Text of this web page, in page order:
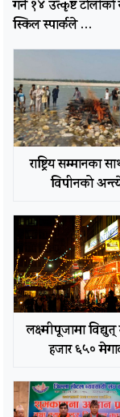
गर्ने १४ उत्कृष्ट
स्किल स्पार्कले …
राष्ट्रिय सम्मानका
विपीनको
लक्ष्मीपूजामा
हजार ६५०